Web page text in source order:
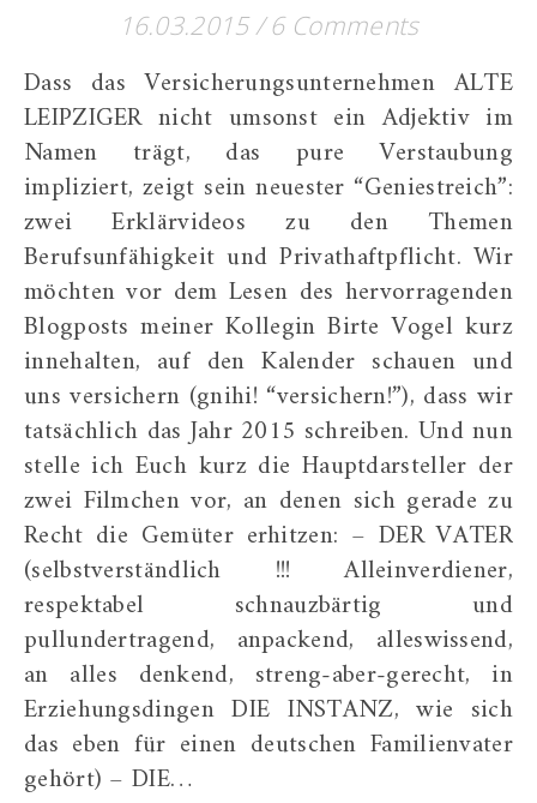
16.03.2015/ 6 Comments
Dass das Versicherungsunternehmen ALTE
LEIPZIGER nicht umsonst ein Adjektiv im
Namen trägt, das pure Verstaubung
impliziert, zeigt sein neuester “Geniestreich”:
zwei Erklärvideos zu den Themen
Berufsunfähigkeit und Privathaftpflicht. Wir
möchten vor dem Lesen des hervorragenden
Blogposts meiner Kollegin Birte Vogel kurz
innehalten, auf den Kalender schauen und
uns versichern (gnihi! “versichern!”), dass wir
tatsächlich das Jahr 2015 schreiben. Und nun
stelle ich Euch kurz die Hauptdarsteller der
zwei Filmchen vor, an denen sich gerade zu
Recht die Gemüter erhitzen: – DER VATER
(selbstverständlich !!! Alleinverdiener,
respektabel schnauzbärtig und
pullundertragend, anpackend, alleswissend,
an alles denkend, streng-aber-gerecht, in
Erziehungsdingen DIE INSTANZ, wie sich
das eben für einen deutschen Familienvater
gehört) – DIE…